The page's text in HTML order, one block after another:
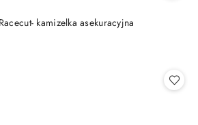
kamizelka asekuracyjna